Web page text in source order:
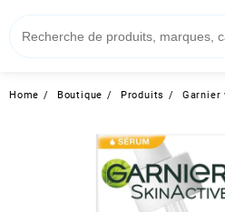
Home Boutique Produits Garnier